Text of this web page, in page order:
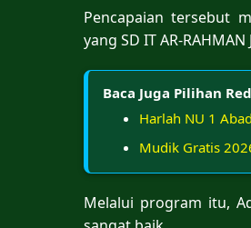
Pencapaian tersebut
yang SD IT AR-
Baca Juga Pilihan
Harlah NU 1
Mudik Gratis
Melalui program itu,